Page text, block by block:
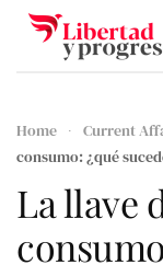
Skip to main
Home Current
consumo: ¿qué
La llave